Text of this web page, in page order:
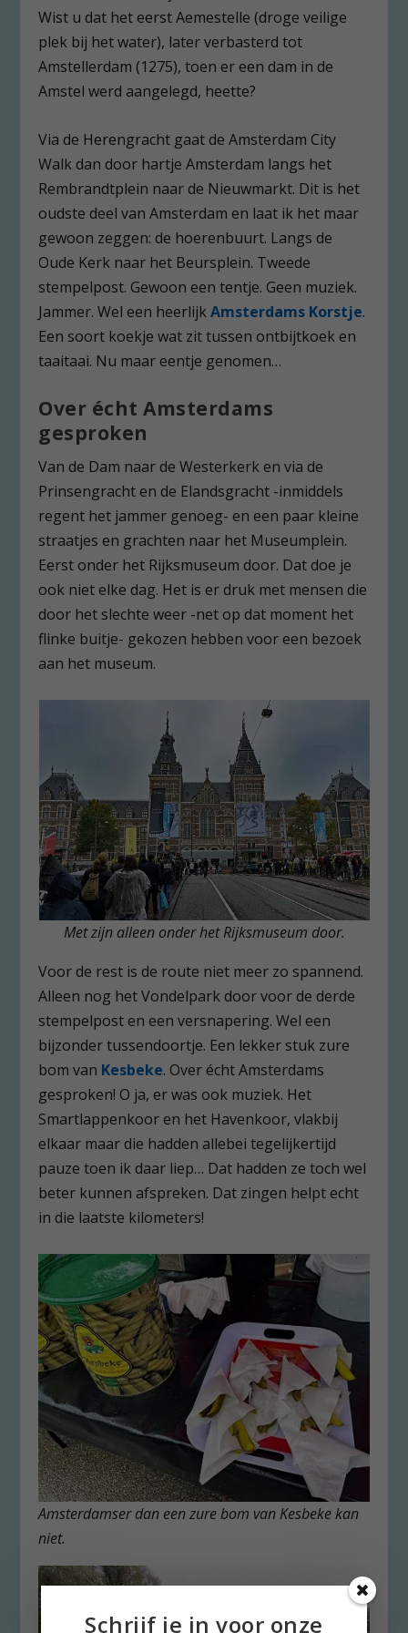
Wist u dat het eerst Aemestelle (droge veilige
plek bij het water), later verbasterd tot
Amstellerdam (1275), toen er een dam in de
Amstel werd aangelegd, heette?
Via de Herengracht gaat de Amsterdam City
Walk dan door hartje Amsterdam langs het
Rembrandtplein naar de Nieuwmarkt. Dit is het
oudste deel van Amsterdam en laat ik het maar
gewoon zeggen: de hoerenbuurt. Langs de
Oude Kerk naar het Beursplein. Tweede
stempelpost. Gewoon een tentje. Geen muziek.
Jammer. Wel een heerlijkAmsterdams Korstje.
Een soort koekje wat zit tussen ontbijtkoek en
taaitaai. Nu maar eentje genomen…
Over écht Amsterdams
gesproken
Van de Dam naar de Westerkerk en via de
Prinsengracht en de Elandsgracht -inmiddels
regent het jammer genoeg- en een paar kleine
straatjes en grachten naar het Museumplein.
Eerst onder het Rijksmuseum door. Dat doe je
ook niet elke dag. Het is er druk met mensen die
door het slechte weer -net op dat moment het
flinke buitje- gekozen hebben voor een bezoek
aan het museum.
Met zijn alleen onder het Rijksmuseum door.
Voor de rest is de route niet meer zo spannend.
Alleen nog het Vondelpark door voor de derde
stempelpost en een versnapering. Wel een
bijzonder tussendoortje. Een lekker stuk zure
bom van Kesbeke. Over écht Amsterdams
gesproken! O ja, er was ook muziek. Het
Smartlappenkoor en het Havenkoor, vlakbij
elkaar maar die hadden allebei tegelijkertijd
pauze toen ik daar liep… Dat hadden ze toch wel
beter kunnen afspreken. Dat zingen helpt echt
in die laatste kilometers!
Amsterdamser dan een zure bom van Kesbeke kan
niet.
Schrijf je in voor onze